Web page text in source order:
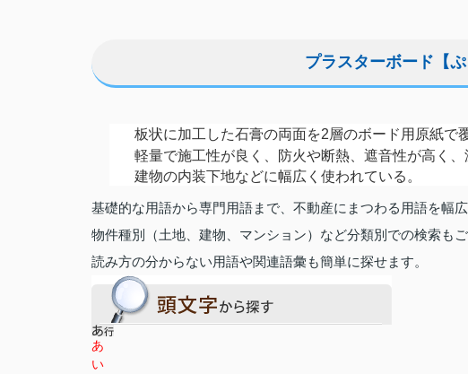
プラスターボード【ぷ
板状に加工した石膏の両面を2層のボード用原紙で
軽量で施工性が良く、防火や断熱、遮音性が高く
建物の内装下地などに幅広く使われている。
基礎的な用語から専門用語まで、不動産にまつわる用語を幅広
物件種別（土地、建物、マンション）など分類別での検索もご
読み方の分からない用語や関連語彙も簡単に探せます。
あ
い